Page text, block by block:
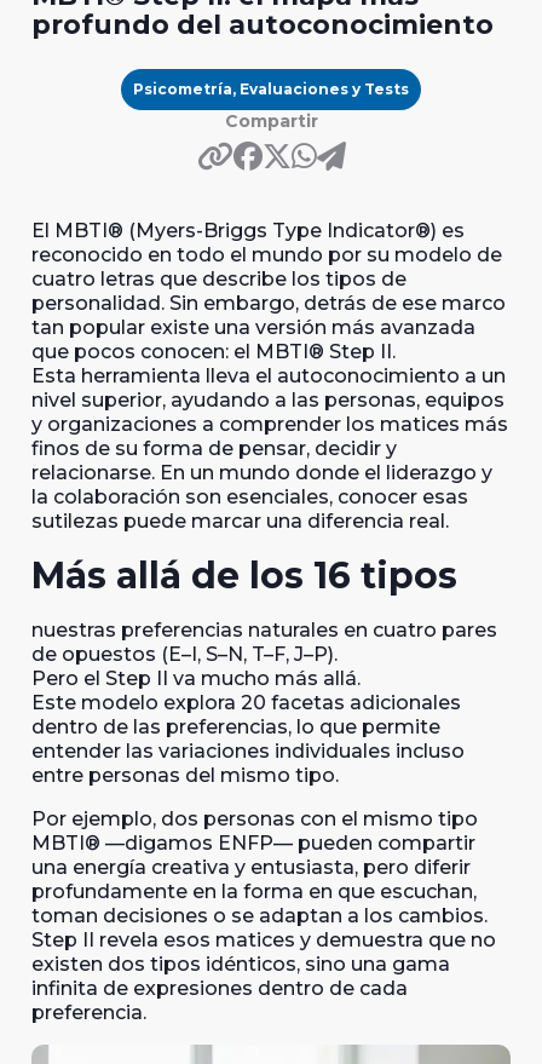
profundo del autoconocimiento
Psicometría, Evaluaciones y Tests
Compartir
El MBTI® (Myers-Briggs Type Indicator®) es
reconocido en todo el mundo por su modelo de
cuatro letras que describe los tipos de
personalidad. Sin embargo, detrás de ese marco
tan popular existe una versión más avanzada
que pocos conocen: el MBTI® Step II.
Esta herramienta lleva el autoconocimiento a un
nivel superior, ayudando a las personas, equipos
y organizaciones a comprender los matices más
finos de su forma de pensar, decidir y
relacionarse. En un mundo donde el liderazgo y
la colaboración son esenciales, conocer esas
sutilezas puede marcar una diferencia real.
Más allá de los 16 tipos
nuestras preferencias naturales en cuatro pares
de opuestos (E–I, S–N, T–F, J–P).
Pero el Step II va mucho más allá.
Este modelo explora 20 facetas adicionales
dentro de las preferencias, lo que permite
entender las variaciones individuales incluso
entre personas del mismo tipo.
Por ejemplo, dos personas con el mismo tipo
MBTI® —digamos ENFP— pueden compartir
una energía creativa y entusiasta, pero diferir
profundamente en la forma en que escuchan,
toman decisiones o se adaptan a los cambios.
Step II revela esos matices y demuestra que no
existen dos tipos idénticos, sino una gama
infinita de expresiones dentro de cada
preferencia.